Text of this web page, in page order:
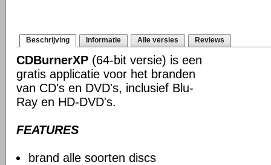
Beschrijving Informatie Alle versies Reviews
CDBurnerXP (64-bit versie) is een
gratis applicatie voor het branden
van CD's en DVD's, inclusief Blu-
Ray en HD-DVD's.
FEATURES
brand alle soorten discs